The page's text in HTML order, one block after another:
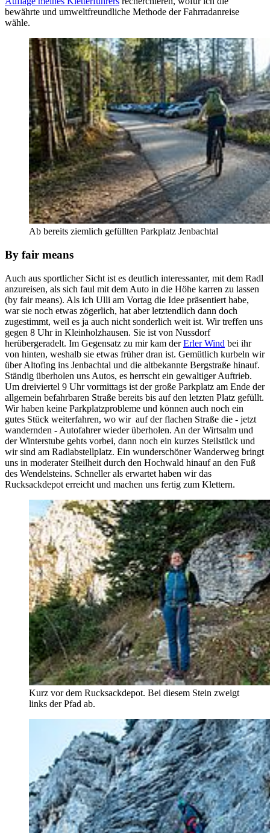
bewährte und umweltfreundliche Methode der Fahrradanreise
wähle.
Ab bereits ziemlich gefüllten Parkplatz Jenbachtal
By fair means
Auch aus sportlicher Sicht ist es deutlich interessanter, mit dem Radl
anzureisen, als sich faul mit dem Auto in die Höhe karren zu lassen
(by fair means). Als ich Ulli am Vortag die Idee präsentiert habe,
war sie noch etwas zögerlich, hat aber letztendlich dann doch
zugestimmt, weil es ja auch nicht sonderlich weit ist. Wir treffen uns
gegen 8 Uhr in Kleinholzhausen. Sie ist von Nussdorf
herübergeradelt. Im Gegensatz zu mir kam derErler Wind bei ihr
von hinten, weshalb sie etwas früher dran ist. Gemütlich kurbeln wir
über Altofing ins Jenbachtal und die altbekannte Bergstraße hinauf.
Ständig überholen uns Autos, es herrscht ein gewaltiger Auftrieb.
Um dreiviertel 9 Uhr vormittags ist der große Parkplatz am Ende der
allgemein befahrbaren Straße bereits bis auf den letzten Platz gefüllt.
Wir haben keine Parkplatzprobleme und können auch noch ein
gutes Stück weiterfahren, wo wir auf der flachen Straße die - jetzt
wandernden - Autofahrer wieder überholen. An der Wirtsalm und
der Winterstube gehts vorbei, dann noch ein kurzes Steilstück und
wir sind am Radlabstellplatz. Ein wunderschöner Wanderweg bringt
uns in moderater Steilheit durch den Hochwald hinauf an den Fuß
des Wendelsteins. Schneller als erwartet haben wir das
Rucksackdepot erreicht und machen uns fertig zum Klettern.
Kurz vor dem Rucksackdepot. Bei diesem Stein zweigt
links der Pfad ab.